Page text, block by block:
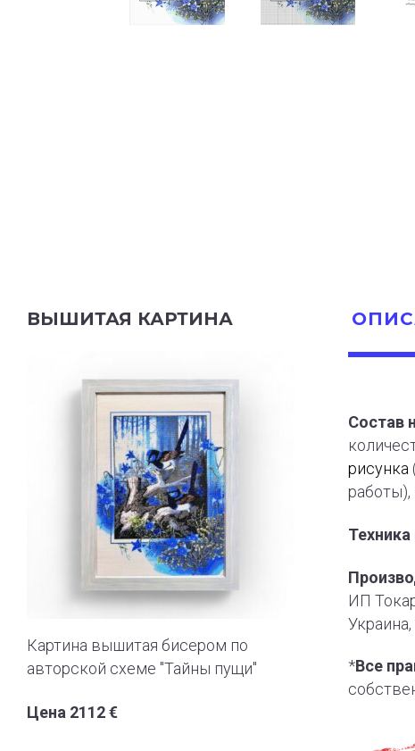
Состав
рисунка
ИП
*Все
ВЫШИТАЯ КАРТИНА
Картина вышитая бисером по
авторской схеме "Тайны пущи"
Цена 2112 €